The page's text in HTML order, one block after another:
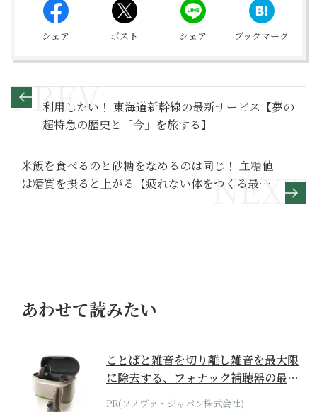
シェア ポスト シェア ブックマーク
利用したい！ 東海道新幹線の最新サービス【夢の
超特急の歴史と「今」を旅する】
米飯を食べるのと砂糖をなめるのは同じ！ 血糖値
は糖質を摂ると上がる【疲れない体をつくる最高
の食事術】
あわせて読みたい
ことばと雑音を切り離し雑音を最大限
に除去する、フォナック補聴器の最上
位モデル
PR(ソノヴァ・ジャパン株式会社)